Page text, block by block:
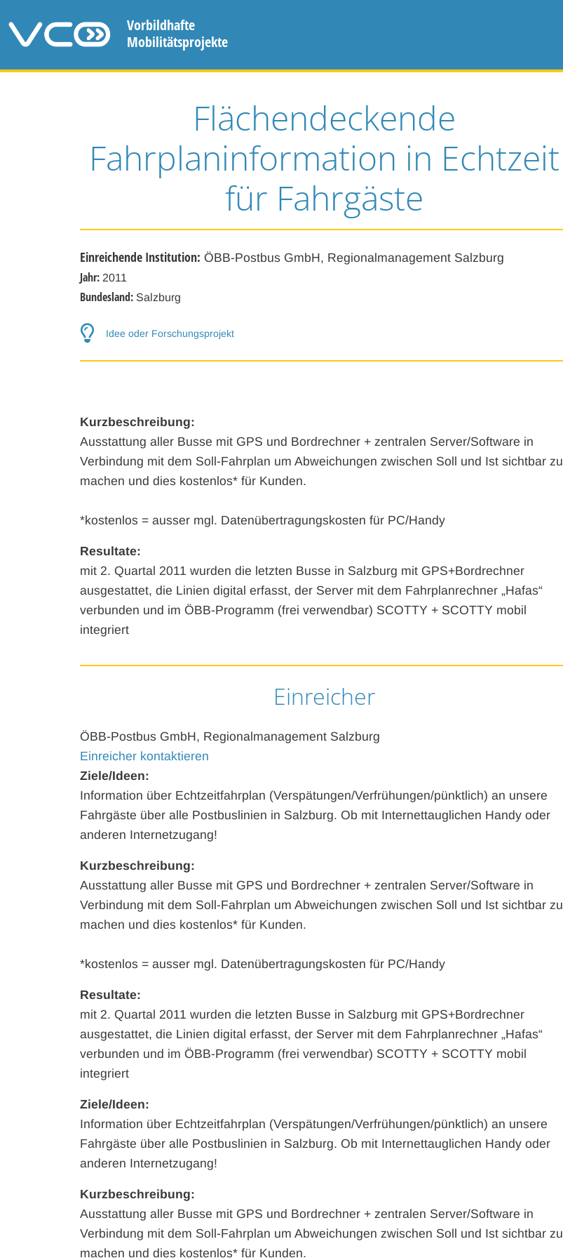
Vorbildhafte
Mobilitätsprojekte
Flächendeckende
Fahrplaninformation in Echtzeit
für Fahrgäste
Einreichende Institution: ÖBB-Postbus GmbH, Regionalmanagement Salzburg
Jahr: 2011
Bundesland: Salzburg
Idee oder Forschungsprojekt
Kurzbeschreibung:
Ausstattung aller Busse mit GPS und Bordrechner + zentralen Server/Software in
Verbindung mit dem Soll-Fahrplan um Abweichungen zwischen Soll und Ist sichtbar zu
machen und dies kostenlos* für Kunden.
*kostenlos = ausser mgl. Datenübertragungskosten für PC/Handy
Resultate:
mit 2. Quartal 2011 wurden die letzten Busse in Salzburg mit GPS+Bordrechner
ausgestattet, die Linien digital erfasst, der Server mit dem Fahrplanrechner „Hafas“
verbunden und im ÖBB-Programm (frei verwendbar) SCOTTY + SCOTTY mobil
integriert
Einreicher
ÖBB-Postbus GmbH, Regionalmanagement Salzburg
Einreicher kontaktieren
Ziele/Ideen:
Information über Echtzeitfahrplan (Verspätungen/Verfrühungen/pünktlich) an unsere
Fahrgäste über alle Postbuslinien in Salzburg. Ob mit Internettauglichen Handy oder
anderen Internetzugang!
Kurzbeschreibung:
Ausstattung aller Busse mit GPS und Bordrechner + zentralen Server/Software in
Verbindung mit dem Soll-Fahrplan um Abweichungen zwischen Soll und Ist sichtbar zu
machen und dies kostenlos* für Kunden.
*kostenlos = ausser mgl. Datenübertragungskosten für PC/Handy
Resultate:
mit 2. Quartal 2011 wurden die letzten Busse in Salzburg mit GPS+Bordrechner
ausgestattet, die Linien digital erfasst, der Server mit dem Fahrplanrechner „Hafas“
verbunden und im ÖBB-Programm (frei verwendbar) SCOTTY + SCOTTY mobil
integriert
Ziele/Ideen:
Information über Echtzeitfahrplan (Verspätungen/Verfrühungen/pünktlich) an unsere
Fahrgäste über alle Postbuslinien in Salzburg. Ob mit Internettauglichen Handy oder
anderen Internetzugang!
Kurzbeschreibung:
Ausstattung aller Busse mit GPS und Bordrechner + zentralen Server/Software in
Verbindung mit dem Soll-Fahrplan um Abweichungen zwischen Soll und Ist sichtbar zu
machen und dies kostenlos* für Kunden.